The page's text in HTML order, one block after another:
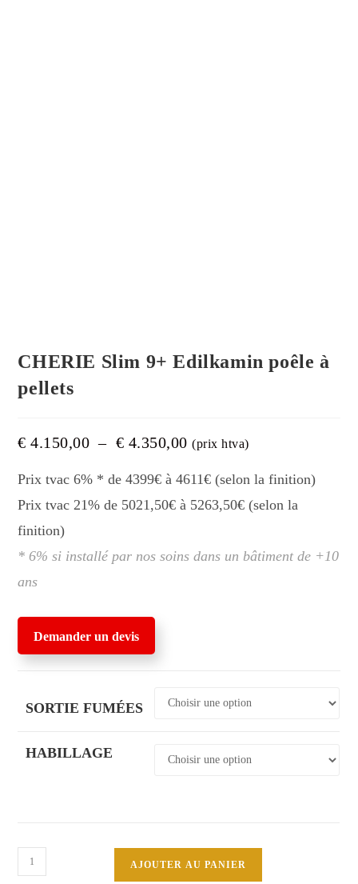
CHERIE Slim 9+ Edilkamin poêle à
pellets
€ 4.150,00 – € 4.350,00Plage
de
€ 4.150,00
à
(prix htva)
Prix tvac 6% * de 4399€ à 4611€ (selon la finition)
Prix tvac 21% de 5021,50€ à 5263,50€ (selon la
finition)
* 6% si installé par nos soins dans un bâtiment de +10
ans
Demander un devis
SORTIE FUMÉES
HABILLAGE
quantité
de
AJOUTER AU PANIER